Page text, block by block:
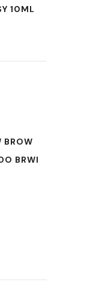
10ML
BROW
BRWI